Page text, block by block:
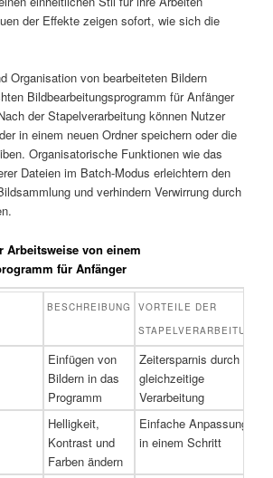
der Effekte zeigen sofort, wie sich die
Organisation von bearbeiteten Bildern
Bildbearbeitungsprogramm für Anfänger
der Stapelverarbeitung können Nutzer
in einem neuen Ordner speichern oder die
Organisatorische Funktionen wie das
Dateien im Batch-Modus erleichtern den
und verhindern Verwirrung durch
Arbeitsweise von einem
für Anfänger
BESCHREIBUNG
VORTEILE DER
STAPELVERARBEITUNG
Einfügen von
Bildern in das
Programm
Zeitersparnis durch
gleichzeitige
Verarbeitung
Helligkeit,
Kontrast und
Farben ändern
Einfache Anpassungen
in einem Schritt